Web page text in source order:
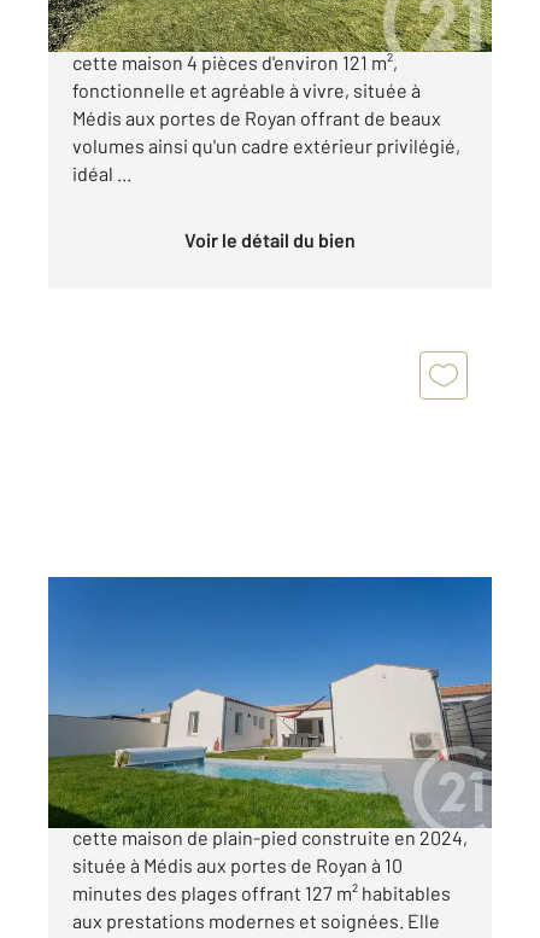
Century 21 l'Agence de la Seudre vous propose
cette maison 4 pièces d'environ 121 m²,
fonctionnelle et agréable à vivre, située à
Médis aux portes de Royan offrant de beaux
volumes ainsi qu'un cadre extérieur privilégié,
idéal ...
Voir le détail du bien
Maison à vendre
488 000 €
Century 21 l'Agence de la Seudre vous propose
cette maison de plain-pied construite en 2024,
située à Médis aux portes de Royan à 10
minutes des plages offrant 127 m² habitables
aux prestations modernes et soignées. Elle